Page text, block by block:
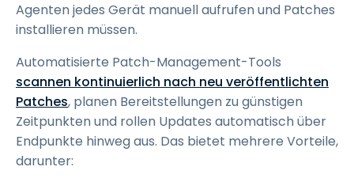
Agenten jedes Gerät manuell aufrufen und Patches
installieren müssen.
Automatisierte Patch-Management-Tools
scannen kontinuierlich nach neu veröffentlichten
Patches, planen Bereitstellungen zu günstigen
Zeitpunkten und rollen Updates automatisch über
Endpunkte hinweg aus. Das bietet mehrere Vorteile,
darunter: